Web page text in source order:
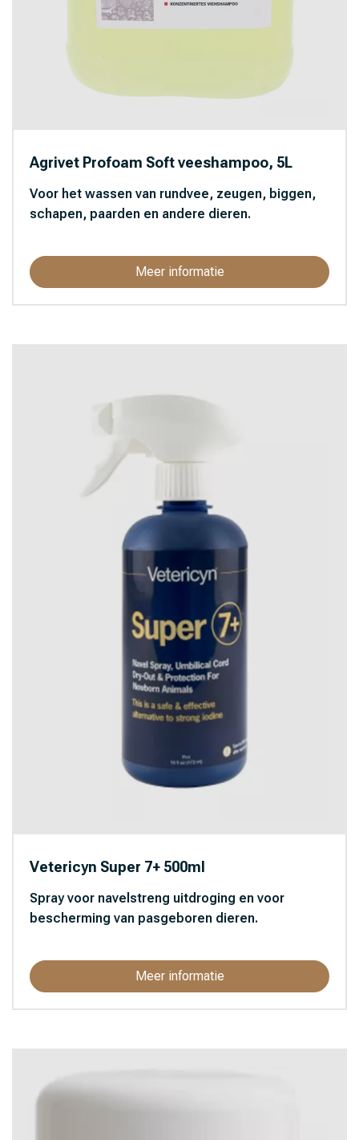
Agrivet Profoam Soft veeshampoo, 5L
Voor het wassen van rundvee, zeugen, biggen,
schapen, paarden en andere dieren.
Meer informatie
Vetericyn Super 7+ 500ml
Spray voor navelstreng uitdroging en voor
bescherming van pasgeboren dieren.
Meer informatie